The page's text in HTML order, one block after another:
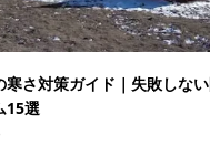
寒さ対策ガイド｜失敗しな
15選